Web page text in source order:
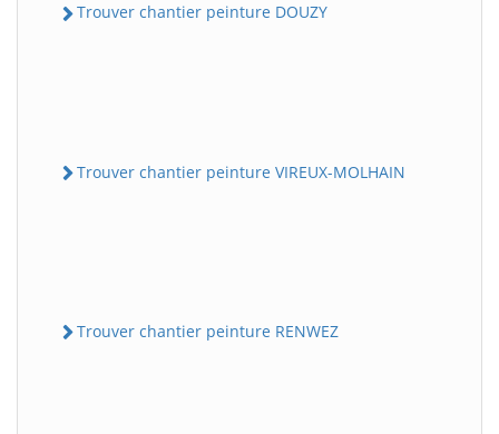
Trouver chantier peinture DOUZY
Trouver chantier peinture VIREUX-MOLHAIN
Trouver chantier peinture RENWEZ